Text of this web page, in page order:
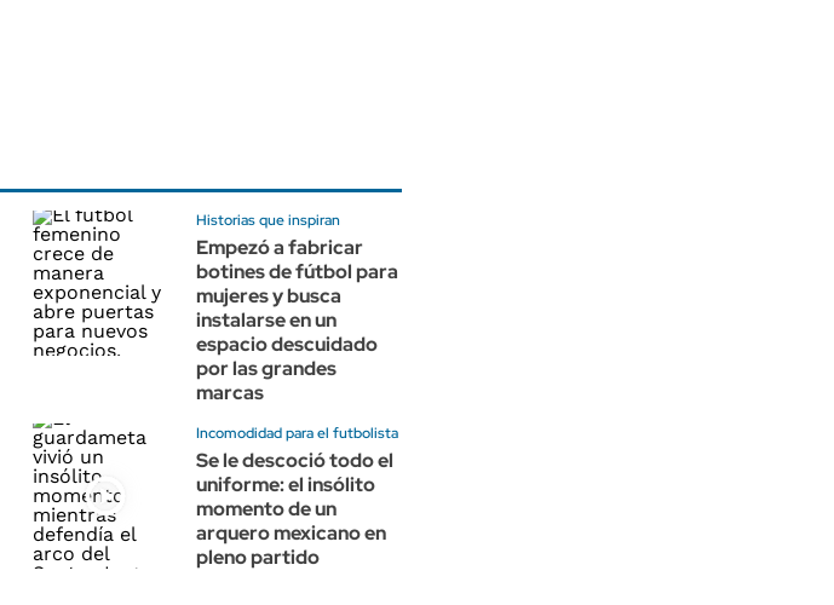
Historias que inspiran
Empezó a fabricar
botines de fútbol para
mujeres y busca
instalarse en un
espacio descuidado
por las grandes
marcas
Incomodidad para el futbolista
Se le descoció todo el
uniforme: el insólito
momento de un
arquero mexicano en
pleno partido